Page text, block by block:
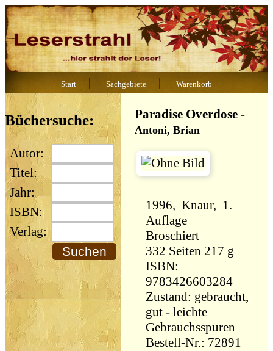
Start | Sachgebiete | Warenkorb
Büchersuche:
Autor:
Titel:
Jahr:
ISBN:
Verlag:
Paradise Overdose -
Antoni, Brian
1996, Knaur, 1.
Auflage
Broschiert
332 Seiten 217 g
ISBN:
9783426603284
Zustand: gebraucht,
gut - leichte
Gebrauchsspuren
Bestell-Nr.: 72891